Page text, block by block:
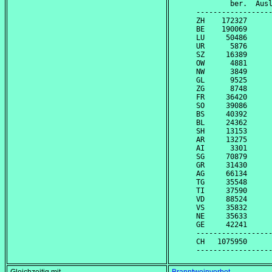
ber.
ZH    172327
BE    190069
LU     50486
UR      5876
SZ     16389
OW      4881
NW      3849
GL      9525
ZG      8748
FR     36420
SO     39086
BS     40392
BL     24362
SH     13153
AR     13275
AI      3301
SG     70879
GR     31430
AG     66134
TG     35548
TI     37590
VD     88524
VS     35832
NE     35633
GE     42241
CH   1075950